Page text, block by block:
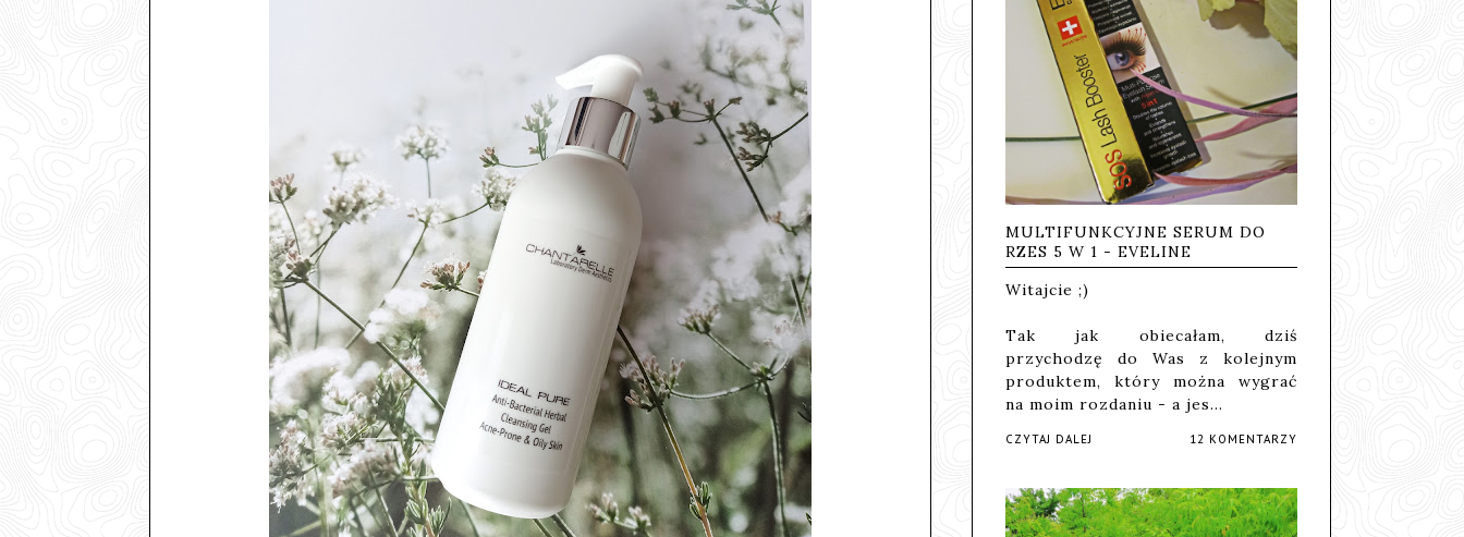
MULTIFUNKCYJNE SERUM DO
RZES 5 W 1 - EVELINE
Witajcie ;)
Tak jak obiecałam, dziś
przychodzę do Was z kolejnym
produktem, który można wygrać
na moim rozdaniu - a jes…
CZYTAJ DALEJ 12 KOMENTARZY